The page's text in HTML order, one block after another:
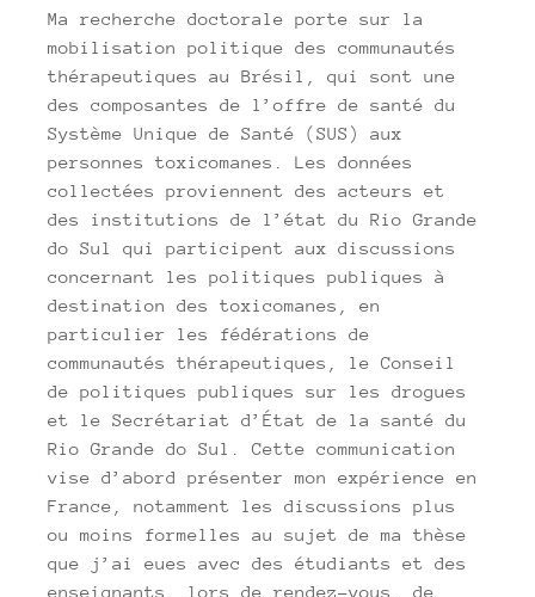
Ma recherche doctorale porte sur la
mobilisation politique des communautés
thérapeutiques au Brésil, qui sont une
des composantes de l’offre de santé du
Système Unique de Santé (SUS) aux
personnes toxicomanes. Les données
collectées proviennent des acteurs et
des institutions de l’état du Rio Grande
do Sul qui participent aux discussions
concernant les politiques publiques à
destination des toxicomanes, en
particulier les fédérations de
communautés thérapeutiques, le Conseil
de politiques publiques sur les drogues
et le Secrétariat d’État de la santé du
Rio Grande do Sul. Cette communication
vise d’abord présenter mon expérience en
France, notamment les discussions plus
ou moins formelles au sujet de ma thèse
que j’ai eues avec des étudiants et des
enseignants, lors de rendez-vous, de